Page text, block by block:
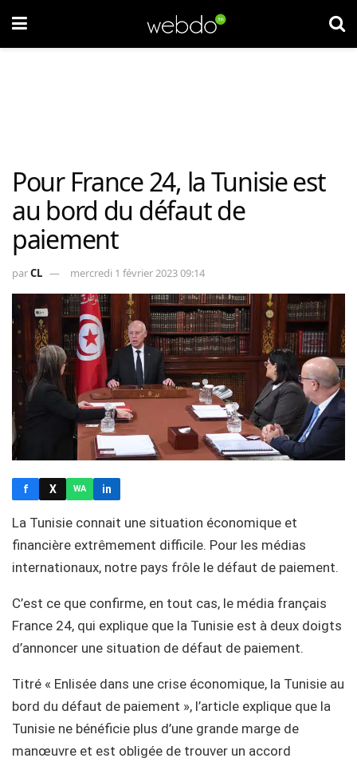
Pour France 24, la Tunisie est
au bord du défaut de
paiement
parCL mercredi 1 février 2023 09:14
f X WA in
La Tunisie connait une situation économique et
financière extrêmement difficile. Pour les médias
internationaux, notre pays frôle le défaut de paiement.
C’est ce que confirme, en tout cas, le média français
France 24, qui explique que la Tunisie est à deux doigts
d’annoncer une situation de défaut de paiement.
Titré « Enlisée dans une crise économique, la Tunisie au
bord du défaut de paiement », l’article explique que la
Tunisie ne bénéficie plus d’une grande marge de
manœuvre et est obligée de trouver un accord